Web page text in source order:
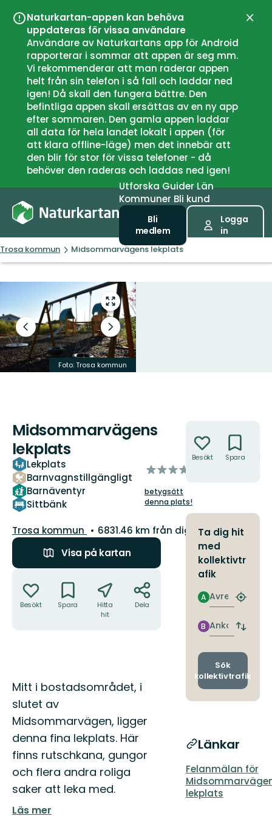
Naturkartan-appen kan behöva
uppdateras för vissa användare
Användare av Naturkartans app för Android
rapporterar i sommar att appen är seg mm.
Vi rekommenderar att man raderar appen
helt från sin telefon i så fall och laddar ned
igen! Då skall den fungera bättre. Den
befintliga appen skall ersättas av en ny app
efter sommaren. Den gamla appen laddar
all data för hela landet lokalt i appen (för
att klara offline-läge) men det innebär att
den blir för stor för vissa telefoner - då
behöver den raderas och laddas ned igen!
UtforskaGuiderLän
Kommuner Bli kund
Bli
medlem
Logga
in
Trosa kommun Midsommarvägens lekplats
Gå
till
helskärmsläge
Föregående
bild
Nästa
bildspel
Foto: Trosa kommun
Midsommarvägens
lekplats
Lekplats
Barnvagnstillgängligt
Barnäventyr
Sittbänk
av
stjärnor
betygsätt
denna plats!
Guide:
Trosa kommun
6831.46 km från dig
Visa på kartan
Besökt Spara
Hitta
hit
Dela
Beskrivning
Mitt i bostadsområdet, i
slutet av
Midsommarvägen, ligger
denna fina lekplats. Här
finns rutschkana, gungor
och flera andra roliga
saker att leka med.
Läs mer
Besökt Spara
Ta dig hit
med
kollektivtr
afik
Avresa
A
Hitta
Ankomst
B
Byt
och
Sök
kollektivtrafik
Länkar
Felanmälan för
lekplats